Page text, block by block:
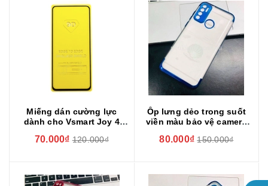
Miếng dán cường lực
dành cho Vsmart Joy 4
70.000₫ 120.000₫
Ốp lưng dẻo trong suốt
viền màu bảo vệ camera
80.000₫ 150.000₫